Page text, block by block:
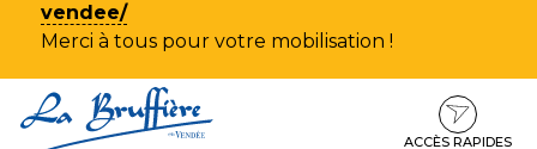
vendee/
Merci à tous pour votre mobilisation !
au
contenu
au
ACCÈS RAPIDES